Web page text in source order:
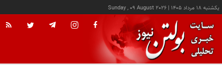
يکشنبه ۱۸ مرداد ۱۴۰۵ |
Sunday , 09 August 2026